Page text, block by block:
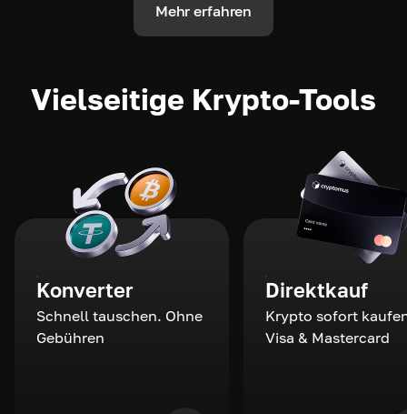
Mehr erfahren
Vielseitige Krypto-Tools
Konverter
Schnell tauschen. Ohne
Gebühren
Direktkauf
Krypto sofort
Visa & Mastercard